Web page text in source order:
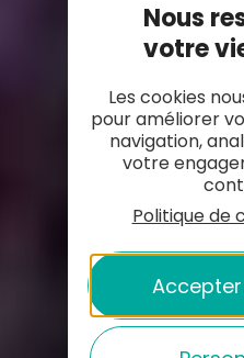
Nous
votre
Les cookies
pour améliorer
navigation,
votre
Politique de